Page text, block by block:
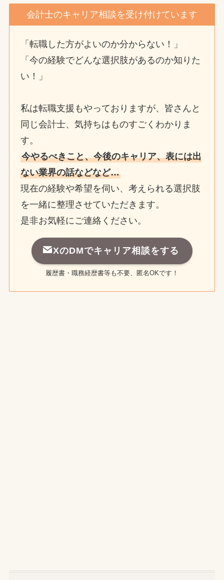
会計士のキャリア相談を受け付けています
「転職した方がよいのか分からない！」
「今の経験でどんな選択肢があるのか知りた
い！」
私は転職支援もやっておりますが、皆さんと
同じ会計士、気持ちはものすごくわかりま
す。
今やるべきこと、今後のキャリア、表には出
ない業界の話などなど…
現在の経験や希望を伺い、考えられる選択肢
を一緒に整理させていただきます。
是非お気軽にご連絡ください。
XのDMでキャリア相談をする
履歴書・職務経歴書等も不要、匿名OKです！